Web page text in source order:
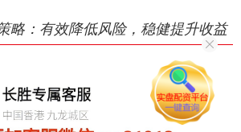
略：有效降低风险，稳健提升收益